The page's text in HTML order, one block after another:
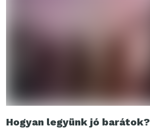
Hogyan legyünk jó barátok?